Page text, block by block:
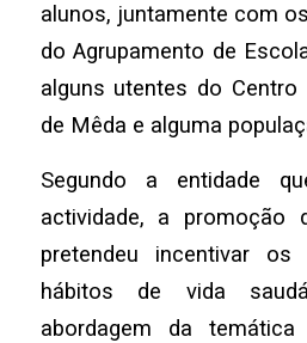
alunos, juntamente com
do Agrupamento de
alguns utentes do
de Mêda e alguma
Segundo a entidade
actividade,
a promoção
pretendeu incentivar
hábitos de vida
abordagem da